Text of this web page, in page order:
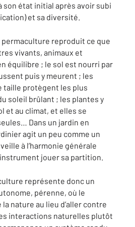
son état initial après avoir subi
et sa diversité.
permaculture reproduit ce que
vivants, animaux et
équilibre ; le sol est nourri par
puis y meurent ; les
taille protègent les plus
soleil brûlant ; les plantes y
et au climat, et elles se
Dans un jardin en
agit un peu comme un
à l’harmonie générale
jouer sa partition.
représente donc un
pérenne, où le
nature au lieu d’aller contre
interactions naturelles plutôt